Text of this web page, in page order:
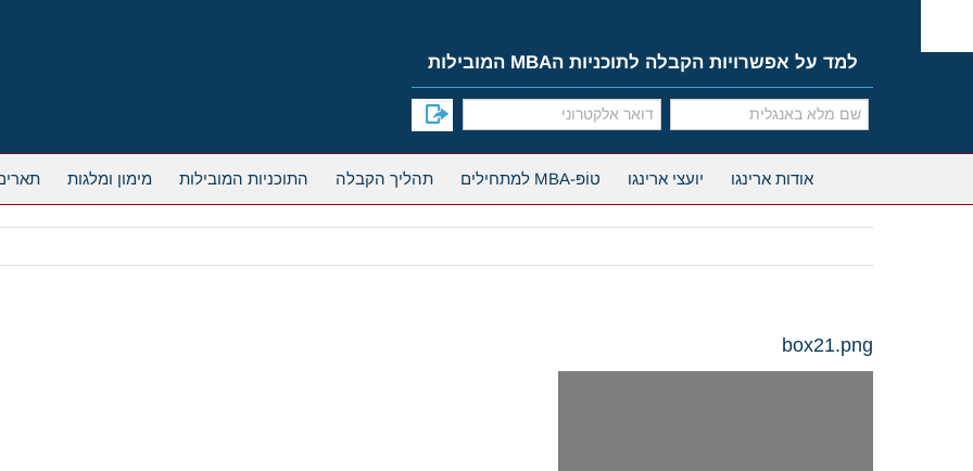
content
למד על אפשרויות הקבלה לתוכניות הMBA המובילות
אודות ארינגו יועצי ארינגו טוֹפּ-MBA למתחילים תהליך הקבלה התוכניות המובילות מימון ומלגות
box21.png